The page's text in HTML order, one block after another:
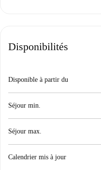
Disponibilités
Disponible à partir du
Séjour min.
Séjour max.
Calendrier mis à jour